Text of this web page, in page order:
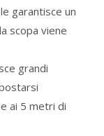
garantisce un
scopa viene
grandi
ai 5 metri di